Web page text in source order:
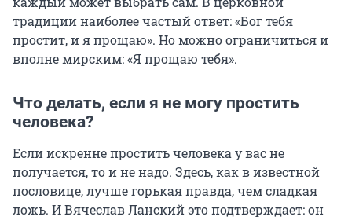
традиции наиболее частый ответ: «Бог тебя
простит, и я прощаю». Но можно ограничиться и
вполне мирским: «Я прощаю тебя».
Что делать, если я не могу простить
человека?
Если искренне простить человека у вас не
получается, то и не надо. Здесь, как в известной
пословице, лучше горькая правда, чем сладкая
ложь. И Вячеслав Ланский это подтверждает: он